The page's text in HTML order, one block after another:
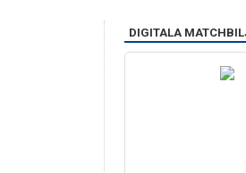
DIGITALA